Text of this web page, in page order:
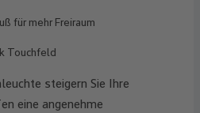
für mehr Freiraum
Touchfeld
steigern Sie Ihre
eine angenehme